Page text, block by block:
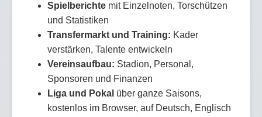
Spielberichte mit Einzelnoten, Torschützen
und Statistiken
Transfermarkt und Training: Kader
verstärken, Talente entwickeln
Vereinsaufbau: Stadion, Personal,
Sponsoren und Finanzen
Liga und Pokal über ganze Saisons,
kostenlos im Browser, auf Deutsch, Englisch